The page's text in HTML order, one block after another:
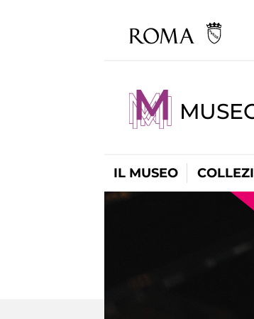
IL MUSEO